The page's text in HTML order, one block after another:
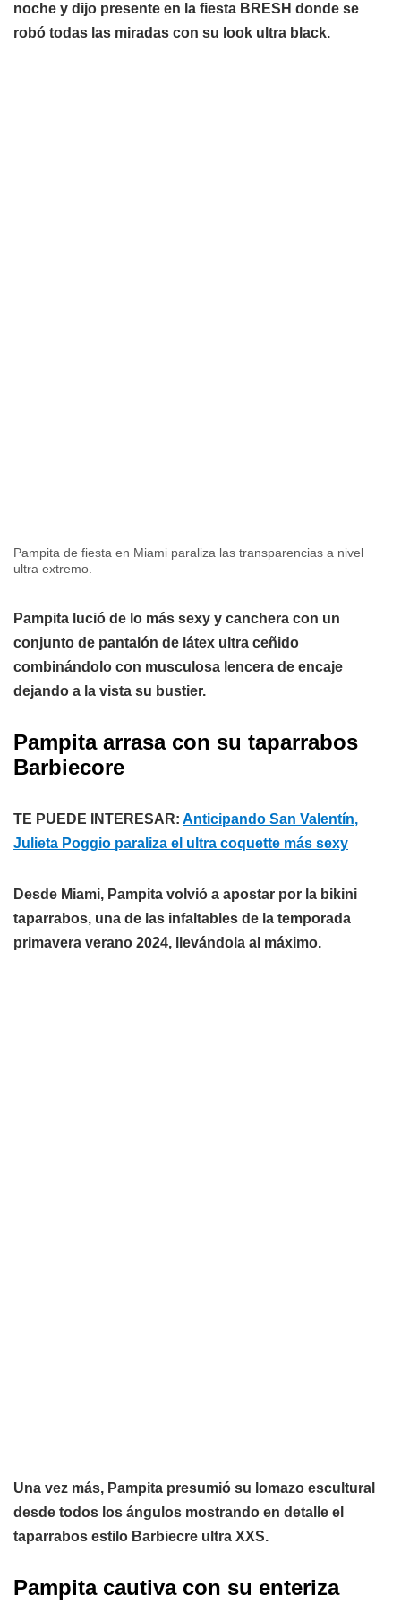
noche y dijo presente en la fiesta BRESH donde se
robó todas las miradas con su look ultra black.
Pampita de fiesta en Miami paraliza las transparencias a nivel
ultra extremo.
Pampita lució de lo más sexy y canchera con un
conjunto de pantalón de látex ultra ceñido
combinándolo con musculosa lencera de encaje
dejando a la vista su bustier.
Pampita arrasa con su taparrabos
Barbiecore
TE PUEDE INTERESAR: Anticipando San Valentín,
Julieta Poggio paraliza el ultra coquette más sexy
Desde Miami, Pampita volvió a apostar por la bikini
taparrabos, una de las infaltables de la temporada
primavera verano 2024, llevándola al máximo.
Una vez más, Pampita presumió su lomazo escultural
desde todos los ángulos mostrando en detalle el
taparrabos estilo Barbiecre ultra XXS.
Pampita cautiva con su enteriza